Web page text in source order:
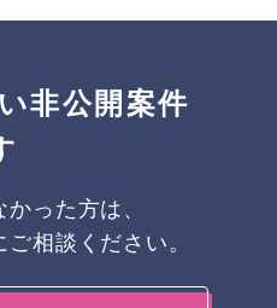
非公開案件
った方は、
相談ください。